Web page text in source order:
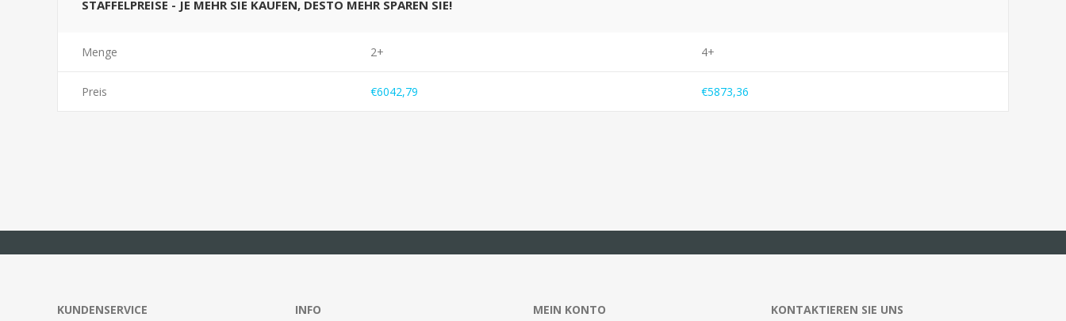
STAFFELPREISE - JE MEHR SIE KAUFEN, DESTO MEHR SPAREN SIE!
Menge 2+ 4+
Preis €6042,79 €5873,36
KUNDENSERVICE INFO MEIN KONTO KONTAKTIEREN SIE UNS